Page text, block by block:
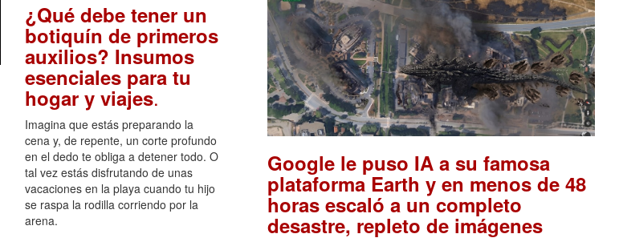
¿Qué debe tener un
botiquín de primeros
auxilios? Insumos
esenciales para tu
hogar y viajes.
Imagina que estás preparando la
cena y, de repente, un corte profundo
en el dedo te obliga a detener todo. O
tal vez estás disfrutando de unas
vacaciones en la playa cuando tu hijo
se raspa la rodilla corriendo por la
arena.
Google le puso IA a su famosa
plataforma Earth y en menos de 48
horas escaló a un completo
desastre, repleto de imágenes